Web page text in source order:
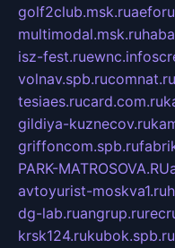
golf2club.msk.ru
multimodal.msk.ru
isz-fest.ruewnc.info
volnav.spb.rucomnat.ru
tesiaes.rucard.com.ru
gildiya-kuznecov.ru
griffoncom.spb.ru
PARK-MATROSOVA.RU
avtoyurist-moskva1.ru
dg-lab.ruangrup.ru
krsk124.rukubok.spb.ru